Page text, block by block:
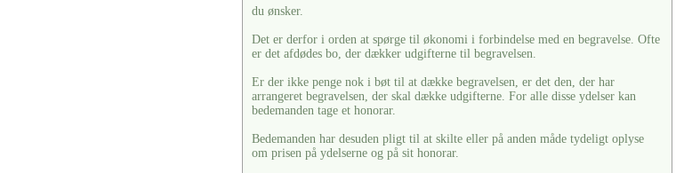
du ønsker.
Det er derfor i orden at spørge til økonomi i forbindelse med en begravelse. Ofte
er det afdødes bo, der dækker udgifterne til begravelsen.
Er der ikke penge nok i bøt til at dække begravelsen, er det den, der har
arrangeret begravelsen, der skal dække udgifterne. For alle disse ydelser kan
bedemanden tage et honorar.
Bedemanden har desuden pligt til at skilte eller på anden måde tydeligt oplyse
om prisen på ydelserne og på sit honorar.